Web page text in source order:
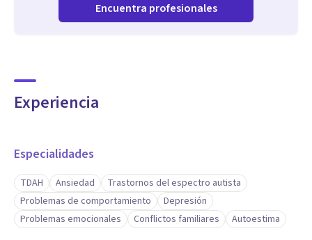
Encuentra profesionales
Experiencia
Especialidades
TDAH Ansiedad
Trastornos del espectro autista
Problemas de comportamiento
Depresión
Problemas emocionales
Conflictos familiares Autoestima